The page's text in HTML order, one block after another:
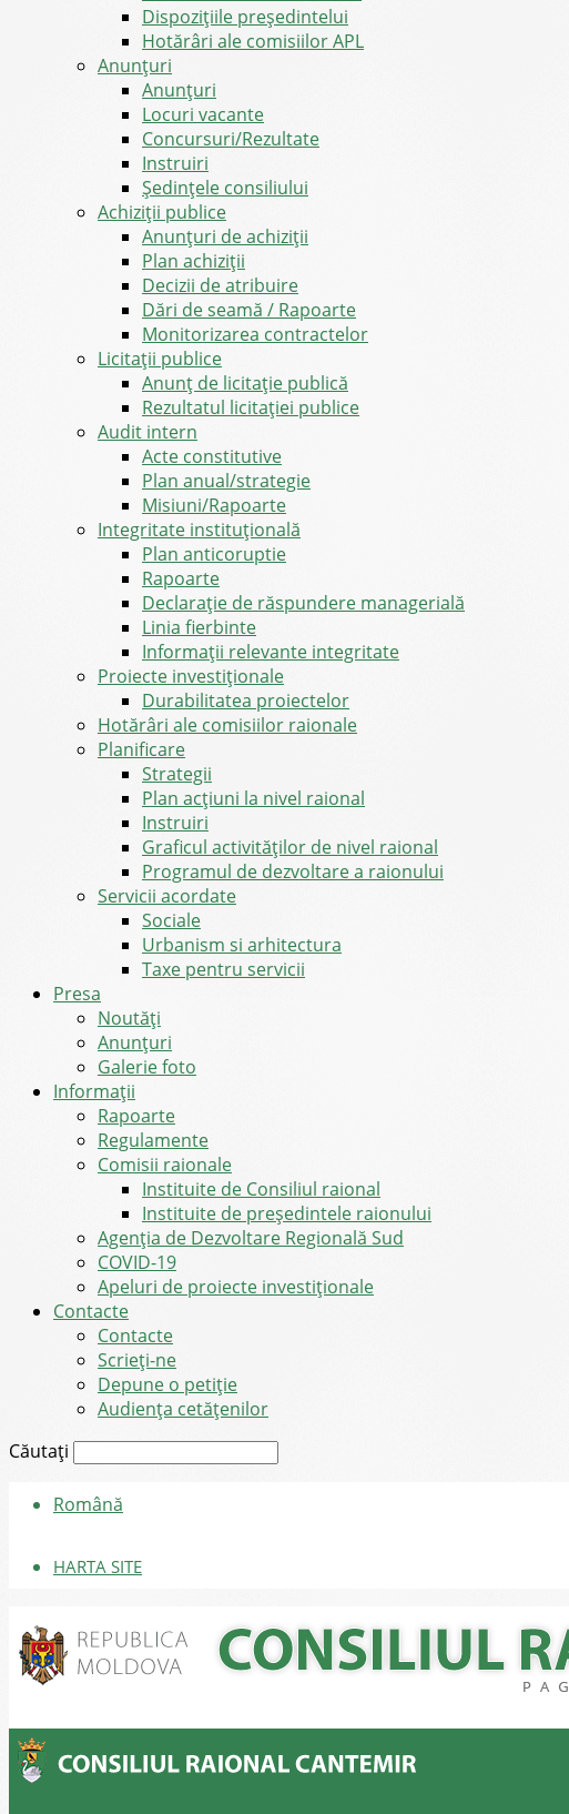
Dispozițiile președintelui
Hotărâri ale comisiilor APL
Anunţuri
Anunţuri
Locuri vacante
Concursuri/Rezultate
Instruiri
Şedinţele consiliului
Achiziții publice
Anunțuri de achiziții
Plan achiziții
Decizii de atribuire
Dări de seamă / Rapoarte
Monitorizarea contractelor
Licitații publice
Anunț de licitație publică
Rezultatul licitației publice
Audit intern
Acte constitutive
Plan anual/strategie
Misiuni/Rapoarte
Integritate instituțională
Plan anticoruptie
Rapoarte
Declarație de răspundere managerială
Linia fierbinte
Informații relevante integritate
Proiecte investiționale
Durabilitatea proiectelor
Hotărâri ale comisiilor raionale
Planificare
Strategii
Plan acțiuni la nivel raional
Instruiri
Graficul activităților de nivel raional
Programul de dezvoltare a raionului
Servicii acordate
Sociale
Urbanism si arhitectura
Taxe pentru servicii
Presa
Noutăţi
Anunţuri
Galerie foto
Informații
Rapoarte
Regulamente
Comisii raionale
Instituite de Consiliul raional
Instituite de președintele raionului
Agenția de Dezvoltare Regională Sud
COVID-19
Apeluri de proiecte investiționale
Contacte
Contacte
Scrieți-ne
Depune o petiție
Audiența cetățenilor
Căutați
Română
HARTA SITE